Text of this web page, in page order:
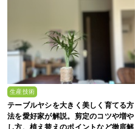
生産技術
テーブルヤシを大きく美しく育てる方
法を愛好家が解説。剪定のコツや増や
し方、植え替えのポイントなど徹底解